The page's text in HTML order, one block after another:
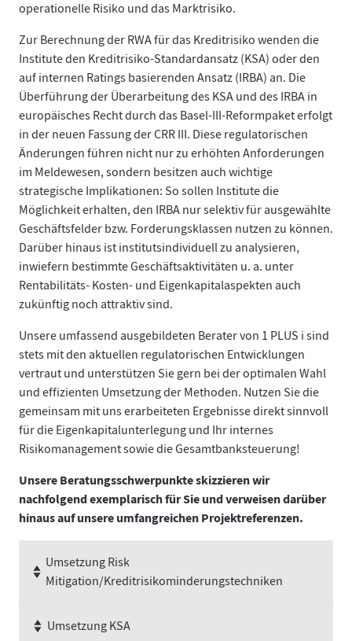
operationelle Risiko und das Marktrisiko.
Zur Berechnung der RWA für das Kreditrisiko wenden die
Institute den Kreditrisiko-Standardansatz (KSA) oder den
auf internen Ratings basierenden Ansatz (IRBA) an. Die
Überführung der Überarbeitung des KSA und des IRBA in
europäisches Recht durch das Basel-III-Reformpaket erfolgt
in der neuen Fassung der CRR III. Diese regulatorischen
Änderungen führen nicht nur zu erhöhten Anforderungen
im Meldewesen, sondern besitzen auch wichtige
strategische Implikationen: So sollen Institute die
Möglichkeit erhalten, den IRBA nur selektiv für ausgewählte
Geschäftsfelder bzw. Forderungsklassen nutzen zu können.
Darüber hinaus ist institutsindividuell zu analysieren,
inwiefern bestimmte Geschäftsaktivitäten u. a. unter
Rentabilitäts- Kosten- und Eigenkapitalaspekten auch
zukünftig noch attraktiv sind.
Unsere umfassend ausgebildeten Berater von 1 PLUS i sind
stets mit den aktuellen regulatorischen Entwicklungen
vertraut und unterstützen Sie gern bei der optimalen Wahl
und effizienten Umsetzung der Methoden. Nutzen Sie die
gemeinsam mit uns erarbeiteten Ergebnisse direkt sinnvoll
für die Eigenkapitalunterlegung und Ihr internes
Risikomanagement sowie die Gesamtbanksteuerung!
Unsere Beratungsschwerpunkte skizzieren wir
nachfolgend exemplarisch für Sie und verweisen darüber
hinaus auf unsere umfangreichen Projektreferenzen.
Umsetzung Risk
Mitigation/Kreditrisikominderungstechniken
Umsetzung KSA